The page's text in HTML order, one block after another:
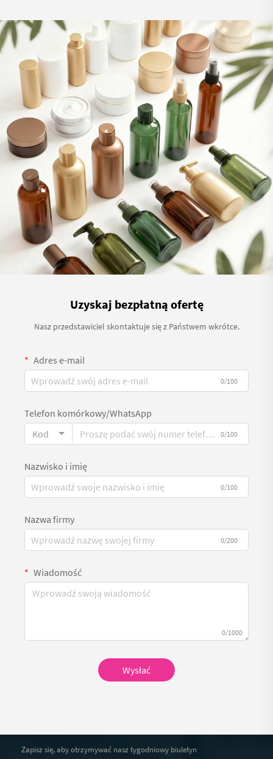
Uzyskaj bezpłatną ofertę
Nasz przedstawiciel skontaktuje się z Państwem wkrótce.
Adres e-mail
0/100
Telefon komórkowy/WhatsApp
Kod
0/100
Nazwisko i imię
0/100
Nazwa firmy
0/200
Wiadomość
0/1000
Wysłać
Zapisz się, aby otrzymywać nasz tygodniowy biuletyn